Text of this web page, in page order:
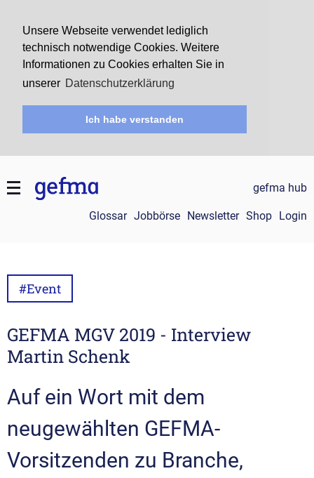
Unsere Webseite verwendet lediglich
technisch notwendige Cookies. Weitere
Informationen zu Cookies erhalten Sie in
unserer Datenschutzerklärung
Ich habe verstanden
gefma hub
Glossar Jobbörse Newsletter Shop Login
#Event
GEFMA MGV 2019 - Interview
Martin Schenk
Auf ein Wort mit dem
neugewählten GEFMA-
Vorsitzenden zu Branche,